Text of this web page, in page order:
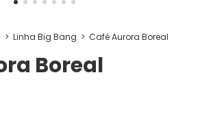
> Linha Big Bang > Café Aurora Boreal
Boreal